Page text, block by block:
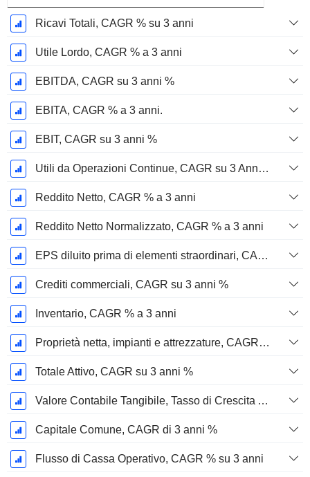
Ricavi Totali, CAGR % su 3 anni
Utile Lordo, CAGR % a 3 anni
EBITDA, CAGR su 3 anni %
EBITA, CAGR % a 3 anni.
EBIT, CAGR su 3 anni %
Utili da Operazioni Continue, CAGR su 3 Anni %
Reddito Netto, CAGR % a 3 anni
Reddito Netto Normalizzato, CAGR % a 3 anni
EPS diluito prima di elementi straordinari, CAGR su 3 anni %
Crediti commerciali, CAGR su 3 anni %
Inventario, CAGR % a 3 anni
Proprietà netta, impianti e attrezzature, CAGR su 3 anni %
Totale Attivo, CAGR su 3 anni %
Valore Contabile Tangibile, Tasso di Crescita Annuo Composto su 3 anni %
Capitale Comune, CAGR di 3 anni %
Flusso di Cassa Operativo, CAGR % su 3 anni